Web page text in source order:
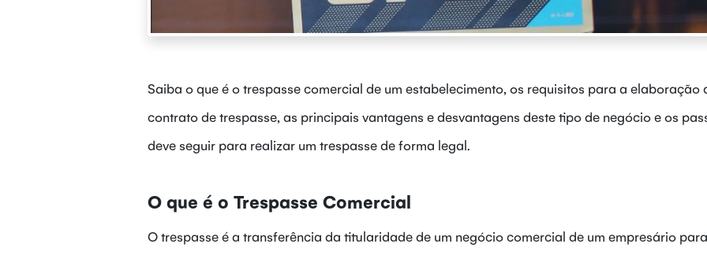
Saiba o que é o trespasse comercial de um estabelecimento, os requisitos para a elaboração
contrato de trespasse, as principais vantagens e desvantagens deste tipo de negócio e os
deve seguir para realizar um trespasse de forma legal.
O que é o Trespasse Comercial
O trespasse é a transferência da titularidade de um negócio comercial de um empresário